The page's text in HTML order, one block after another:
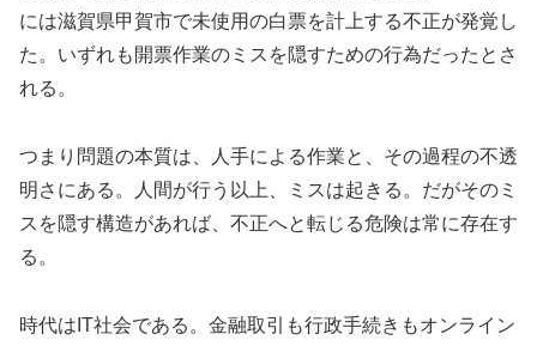
には滋賀県甲賀市で未使用の白票を計上する不正が発覚し
た。いずれも開票作業のミスを隠すための行為だったとさ
れる。
つまり問題の本質は、人手による作業と、その過程の不透
明さにある。人間が行う以上、ミスは起きる。だがそのミ
スを隠す構造があれば、不正へと転じる危険は常に存在す
る。
時代はIT社会である。金融取引も行政手続きもオンライン